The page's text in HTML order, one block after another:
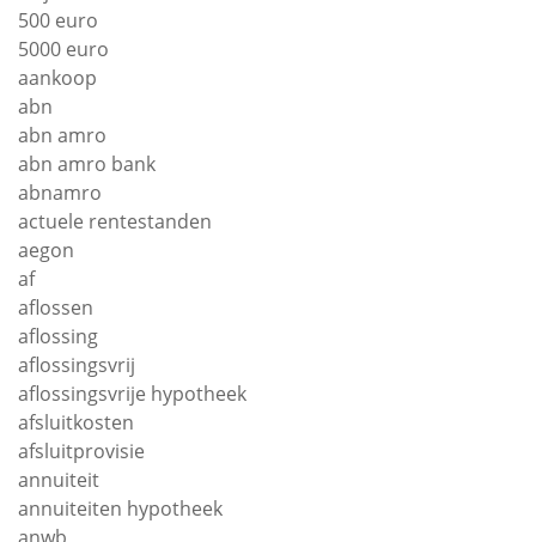
500 euro
5000 euro
aankoop
abn
abn amro
abn amro bank
abnamro
actuele rentestanden
aegon
af
aflossen
aflossing
aflossingsvrij
aflossingsvrije hypotheek
afsluitkosten
afsluitprovisie
annuiteit
annuiteiten hypotheek